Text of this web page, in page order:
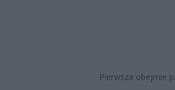
Pierwsza obejmie